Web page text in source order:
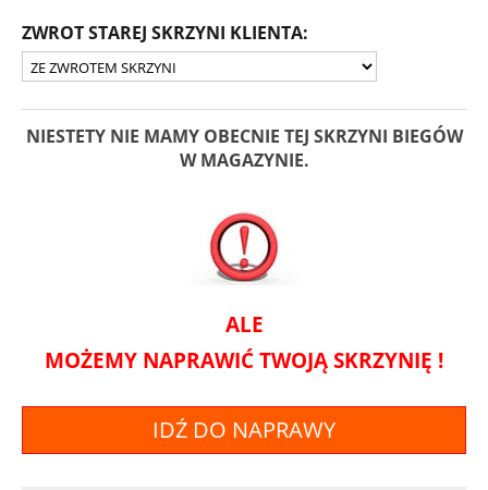
ZWROT STAREJ SKRZYNI KLIENTA:
NIESTETY NIE MAMY OBECNIE TEJ SKRZYNI BIEGÓW
W MAGAZYNIE.
ALE
MOŻEMY NAPRAWIĆ TWOJĄ SKRZYNIĘ !
IDŹ DO NAPRAWY